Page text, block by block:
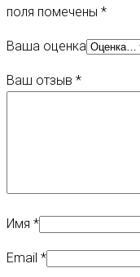
поля помечены *
Ваша оценка
Ваш отзыв *
Имя *
Email *